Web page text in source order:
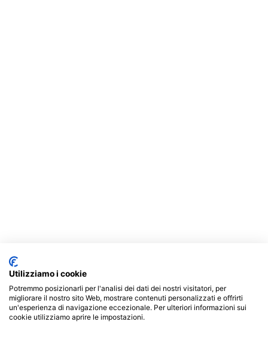
Utilizziamo i cookie
Potremmo posizionarli per l'analisi dei dati dei nostri visitatori, per
migliorare il nostro sito Web, mostrare contenuti personalizzati e offrirti
un'esperienza di navigazione eccezionale. Per ulteriori informazioni sui
cookie utilizziamo aprire le impostazioni.